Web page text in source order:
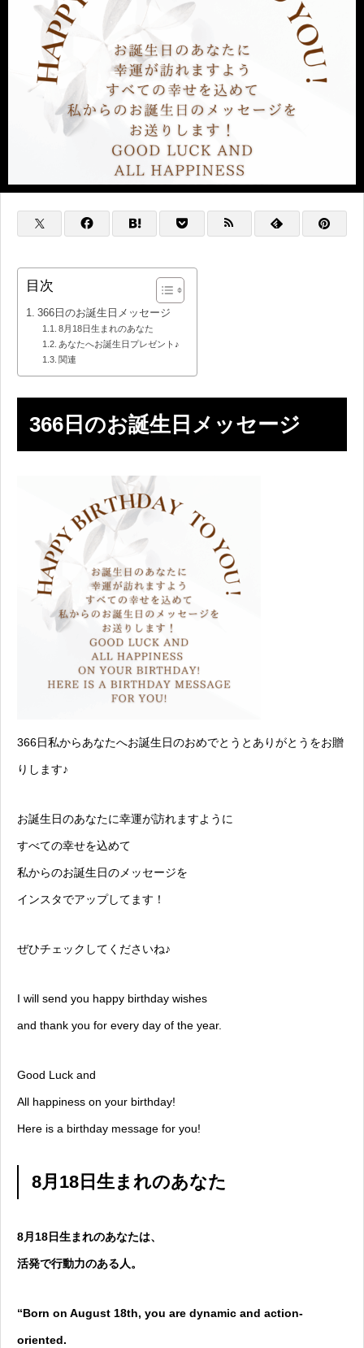
目次
366日のお誕生日メッセージ
8月18日生まれのあなた
あなたへお誕生日プレゼント♪
関連
366日のお誕生日メッセージ
366日私からあなたへお誕生日のおめでとうとありがとうをお贈
りします♪
お誕生日のあなたに幸運が訪れますように
すべての幸せを込めて
私からのお誕生日のメッセージを
インスタでアップしてます！
ぜひチェックしてくださいね♪
I will send you happy birthday wishes
and thank you for every day of the year.
Good Luck and
All happiness on your birthday!
Here is a birthday message for you!
8月18日生まれのあなた
8月18日生まれのあなたは、
活発で行動力のある人。
“Born on August 18th, you are dynamic and action-
oriented.